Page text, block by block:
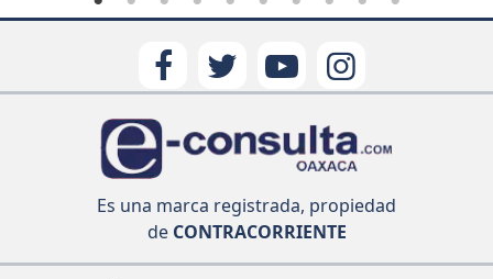
Es una marca registrada, propiedad
deCONTRACORRIENTE